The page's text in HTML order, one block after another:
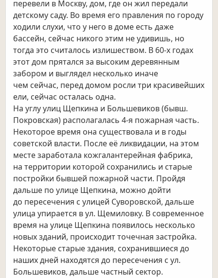
перевели в Москву, дом, где он жил передали
детскому саду. Во время его правления по городу
ходили слухи, что у него в доме есть даже
бассейн, сейчас никого этим не удивишь, но
тогда это считалось излишеством. В 60-х годах
этот дом прятался за высоким деревянным
забором и выглядел несколько иначе
чем сейчас, перед домом росли три красивейших
ели, сейчас осталась одна.
На углу улиц Щепкина и Большевиков (бывш.
Покровская) располагалась 4-я пожарная часть.
Некоторое время она существовала и в годы
советской власти. После её ликвидации, на этом
месте заработала кожгалантерейная фабрика,
натерритории которой сохранились и старые
постройки бывшей пожарной части. Пройдя
дальше по улице Щепкина, можно дойти
до пересечения с улицей Суворовской, дальше
улица упирается в ул. Щемиловку. В современное
время на улице Щепкина появилось несколько
новых зданий, происходит точечная застройка.
Некоторые старые здания, сохранившиеся до
наших дней находятся до пересечения с ул.
Большевиков, дальше частный сектор.